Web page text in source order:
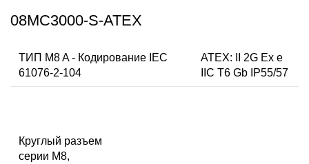
08MC3000-S-ATEX
ТИП M8 A - Кодирование IEC
61076-2-104
ATEX: II 2G Ex e
IIC T6 Gb IP55/57
Круглый разъем
серии M8,